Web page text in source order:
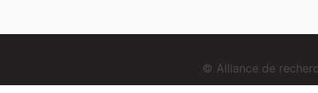
© Alliance de